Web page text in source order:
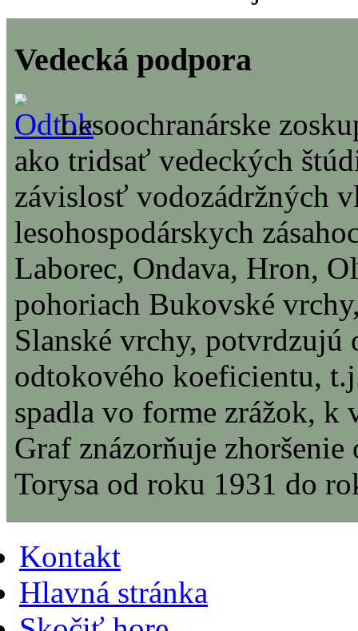
Vedecká podpora
Lesoochranárske
ako tridsať vedeckých
závislosť vodozádržných
lesohospodárskych
Laborec, Ondava, Hron,
pohoriach Bukovské
Slanské vrchy, potvrdzujú
odtokového koeficientu,
spadla vo forme zrážok, k
Graf znázorňuje
Torysa od roku 1931 do
Kontakt
Hlavná stránka